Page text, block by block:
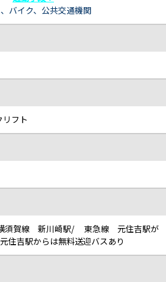
バイク、 公共交通機関
フト
須賀線 新川崎駅/ 東急線 元住吉駅が
吉駅からは無料送迎バスあり